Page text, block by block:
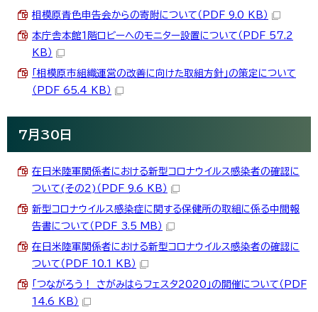
相模原青色申告会からの寄附について（PDF 9.0 KB）
本庁舎本館1階ロビーへのモニター設置について（PDF 57.2
KB）
「相模原市組織運営の改善に向けた取組方針」の策定について
（PDF 65.4 KB）
7月30日
在日米陸軍関係者における新型コロナウイルス感染者の確認に
ついて(その2)（PDF 9.6 KB）
新型コロナウイルス感染症に関する保健所の取組に係る中間報
告書について（PDF 3.5 MB）
在日米陸軍関係者における新型コロナウイルス感染者の確認に
ついて（PDF 10.1 KB）
「つながろう！ さがみはらフェスタ2020」の開催について（PDF
14.6 KB）